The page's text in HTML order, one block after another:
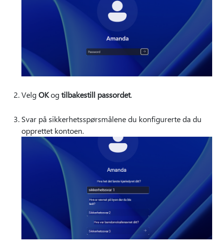
VelgOKogtilbakestill passordet.
Svar på sikkerhetsspørsmålene du konfigurerte da du
opprettet kontoen.